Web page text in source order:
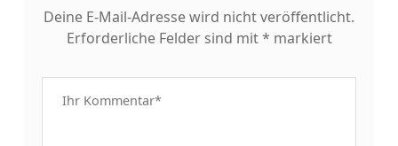
Deine E-Mail-Adresse wird nicht veröffentlicht.
Erforderliche Felder sind mit* markiert